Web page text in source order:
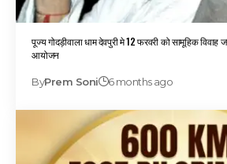
पूज्य गोदड़ीवाला धाम देवपुरी मे 12 फरवरी को सामूहिक
आयोजन
ByPrem Soni 6 months ago